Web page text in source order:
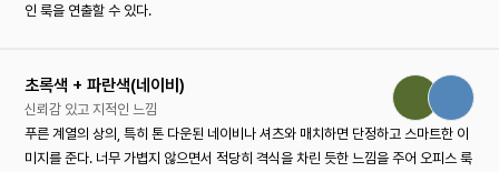
인 룩을 연출할 수 있다.
초록색 + 파란색(네이비)
신뢰감 있고 지적인 느낌
푸른 계열의 상의, 특히 톤 다운된 네이비나 셔츠와 매치하면 단정하고 스마트한 이
미지를 준다. 너무 가볍지 않으면서 적당히 격식을 차린 듯한 느낌을 주어 오피스 룩